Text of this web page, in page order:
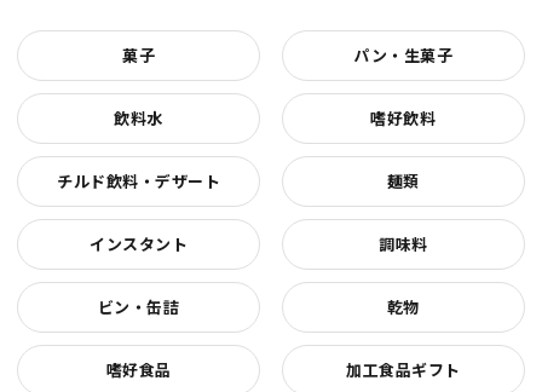
菓子 パン・生菓子
飲料水 嗜好飲料
チルド飲料・デザート 麺類
インスタント 調味料
ビン・缶詰 乾物
嗜好食品 加工食品ギフト